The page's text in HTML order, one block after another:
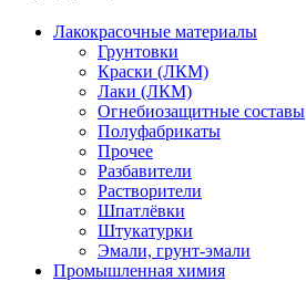
Лакокрасочные материалы
Грунтовки
Краски (ЛКМ)
Лаки (ЛКМ)
Огнебиозащитные составы
Полуфабрикаты
Прочее
Разбавители
Растворители
Шпатлёвки
Штукатурки
Эмали, грунт-эмали
Промышленная химия